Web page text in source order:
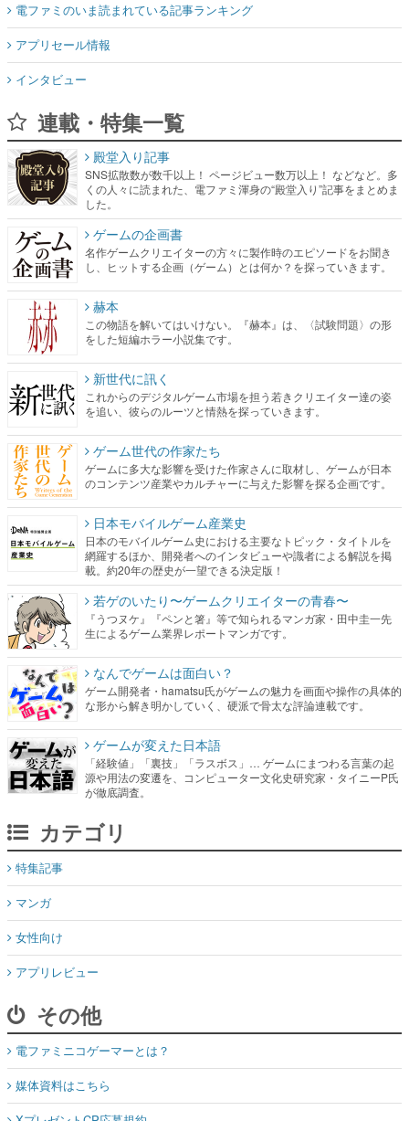
電ファミのいま読まれている記事ランキング
アプリセール情報
インタビュー
連載・特集一覧
殿堂入り記事
SNS拡散数が数千以上！ ページビュー数万以上！ などなど。多
くの人々に読まれた、電ファミ渾身の“殿堂入り”記事をまとめま
した。
ゲームの企画書
名作ゲームクリエイターの方々に製作時のエピソードをお聞き
し、ヒットする企画（ゲーム）とは何か？を探っていきます。
赫本
この物語を解いてはいけない。『赫本』は、〈試験問題〉の形
をした短編ホラー小説集です。
新世代に訊く
これからのデジタルゲーム市場を担う若きクリエイター達の姿
を追い、彼らのルーツと情熱を探っていきます。
ゲーム世代の作家たち
ゲームに多大な影響を受けた作家さんに取材し、ゲームが日本
のコンテンツ産業やカルチャーに与えた影響を探る企画です。
日本モバイルゲーム産業史
日本のモバイルゲーム史における主要なトピック・タイトルを
網羅するほか、開発者へのインタビューや識者による解説を掲
載。約20年の歴史が一望できる決定版！
若ゲのいたり〜ゲームクリエイターの青春〜
『うつヌケ』『ペンと箸』等で知られるマンガ家・田中圭一先
生によるゲーム業界レポートマンガです。
なんでゲームは面白い？
ゲーム開発者・hamatsu氏がゲームの魅力を画面や操作の具体的
な形から解き明かしていく、硬派で骨太な評論連載です。
ゲームが変えた日本語
「経験値」「裏技」「ラスボス」… ゲームにまつわる言葉の起
源や用法の変遷を、コンピューター文化史研究家・タイニーP氏
が徹底調査。
カテゴリ
特集記事
マンガ
女性向け
アプリレビュー
その他
電ファミニコゲーマーとは？
媒体資料はこちら